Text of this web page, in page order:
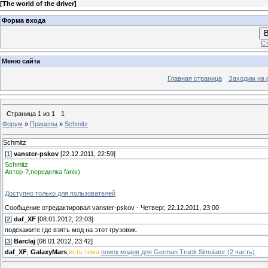
[The world of the driver]
Форма входа
Меню сайта
Главная страница Заходим на
Страница 1 из 1
1
Форум » Прицепы » Schmitz
Schmitz
[1 ] vanster-pskov [22.12.2011, 22:59]
Schmitz
Автор-?,переделка fanis)
Доступно только для пользователей
Сообщение отредактировал vanster-pskov - Четверг, 22.12.2011, 23:00
[2] daf_XF [08.01.2012, 22:03]
подскажите где взять мод на этот грузовик.
[3] Barclaj [08.01.2012, 23:42]
daf_XF GalaxyMars есть тема поиск модов для German Truck Simulator (2 часть)